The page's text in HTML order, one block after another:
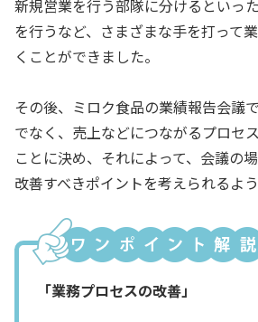
新規営業を行う部隊に分けるといっ
を行うなど、さまざまな手を打って
くことができました。
その後、ミロク食品の業績報告会議
でなく、売上などにつながるプロセ
ことに決め、それによって、会議の
改善すべきポイントを考えられるよ
「業務プロセスの改善」